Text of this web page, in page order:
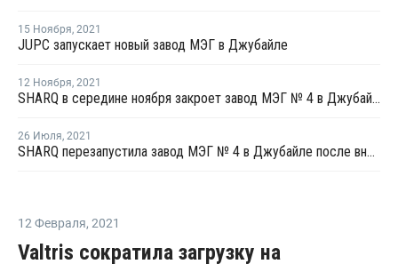
15 Ноября, 2021
JUPC запускает новый завод МЭГ в Джубайле
12 Ноября, 2021
SHARQ в середине ноября закроет завод МЭГ № 4 в Джубайле на плановый ремонт
26 Июля, 2021
SHARQ перезапустила завод МЭГ № 4 в Джубайле после внепланового ремонта
12 Февраля, 2021
Valtris сократила загрузку на